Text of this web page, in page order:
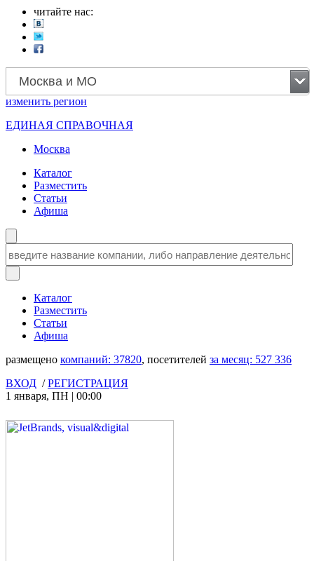
читайте нас:
Москва и МО
изменить регион
ЕДИНАЯ СПРАВОЧНАЯ
Москва
Каталог
Разместить
Статьи
Афиша
Каталог
Разместить
Статьи
Афиша
размещено компаний: 37820, посетителей за месяц: 527 336
ВХОД /РЕГИСТРАЦИЯ
1 января, ПН | 00:00